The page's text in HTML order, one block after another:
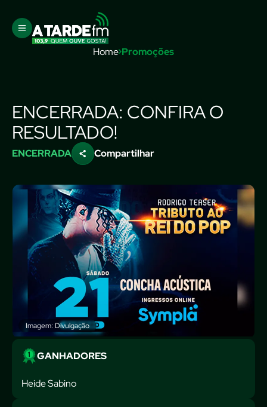
Home Promoções
ENCERRADA: CONFIRA O
RESULTADO!
ENCERRADA Compartilhar
Imagem: Divulgação
GANHADORES
Heide Sabino